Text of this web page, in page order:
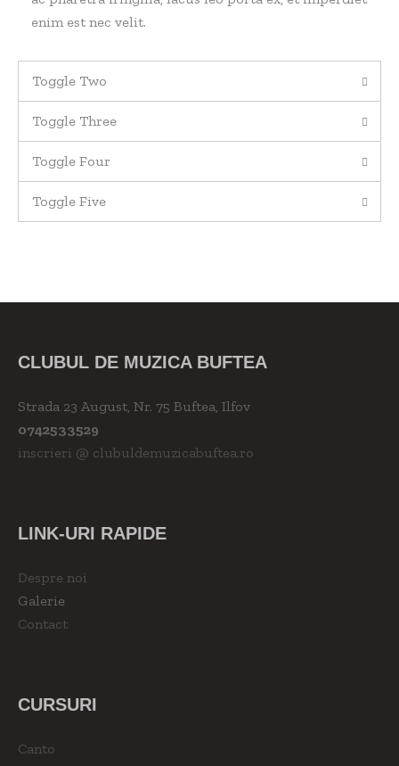
enim est nec velit.
Toggle Two
Toggle Three
Toggle Four
Toggle Five
CLUBUL DE MUZICA BUFTEA
Strada 23 August, Nr. 75 Buftea, Ilfov
0742533529
inscrieri @ clubuldemuzicabuftea.ro
LINK-URI RAPIDE
Despre noi
Galerie
Contact
CURSURI
Canto